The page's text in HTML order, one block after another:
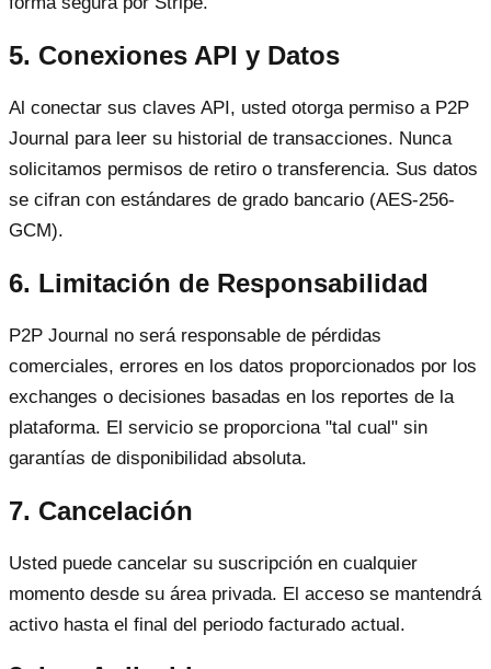
5. Conexiones API y Datos
Al conectar sus claves API, usted otorga permiso a P2P
Journal para leer su historial de transacciones. Nunca
solicitamos permisos de retiro o transferencia. Sus datos
se cifran con estándares de grado bancario (AES-256-
GCM).
6. Limitación de Responsabilidad
P2P Journal no será responsable de pérdidas
comerciales, errores en los datos proporcionados por los
exchanges o decisiones basadas en los reportes de la
plataforma. El servicio se proporciona "tal cual" sin
garantías de disponibilidad absoluta.
7. Cancelación
Usted puede cancelar su suscripción en cualquier
momento desde su área privada. El acceso se mantendrá
activo hasta el final del periodo facturado actual.